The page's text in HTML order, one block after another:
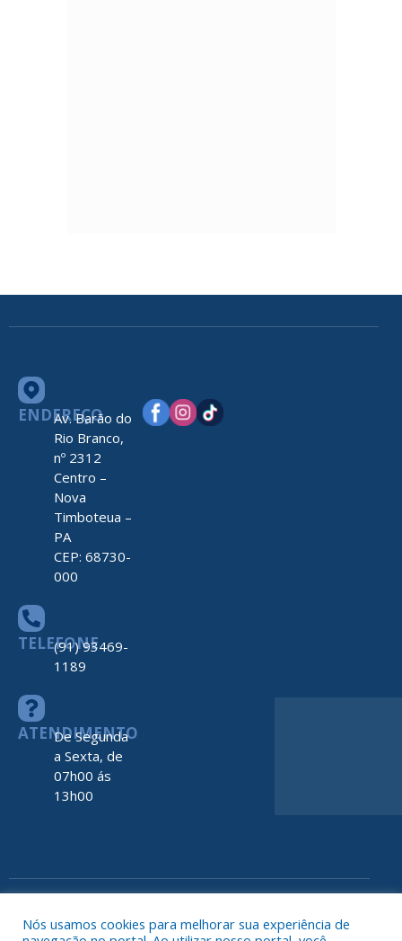
ENDEREÇO
Av. Barão do
Rio Branco,
nº 2312
Centro –
Nova
Timboteua –
PA
CEP: 68730-
000
TELEFONE
(91) 93469-
1189
ATENDIMENTO
De Segunda
a Sexta, de
07h00 ás
13h00
Nós usamos cookies para melhorar sua experiência de